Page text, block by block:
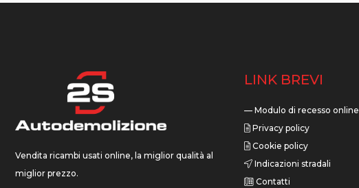
Vendita ricambi usati online, la miglior qualità al
miglior prezzo.
LINK BREVI
— Modulo di recesso online
Privacy policy
Cookie policy
Indicazioni stradali
Contatti